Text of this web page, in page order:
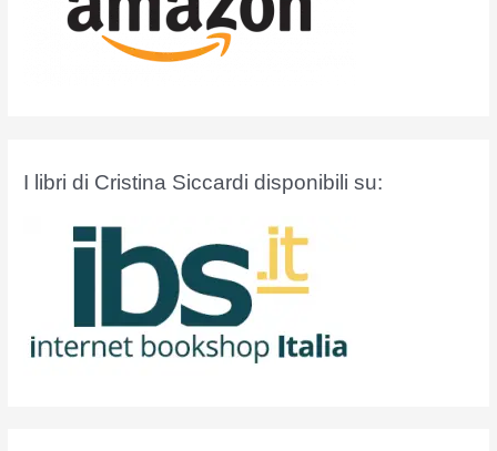
I libri di Cristina Siccardi disponibili su: